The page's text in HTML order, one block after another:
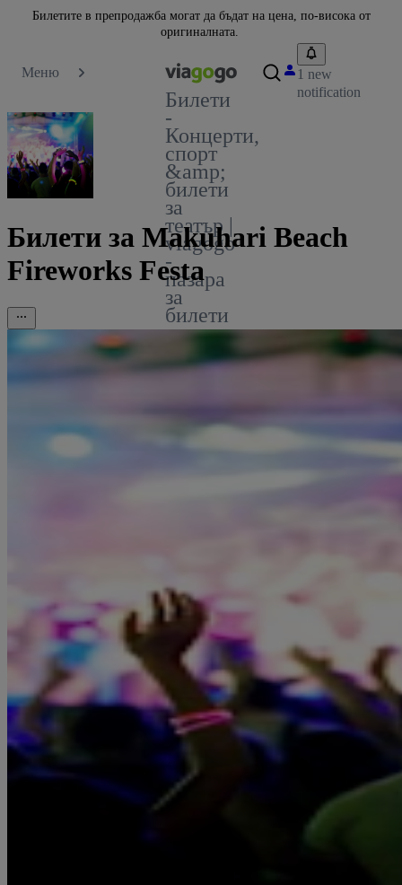
Билетите в препродажба могат да бъдат на цена, по-висока от
оригиналната.
Меню
Билети
-
Концерти,
спорт
&amp;
билети
за
театър |
viagogo
-
пазара
за
билети
1 new
notification
Билети за Makuhari Beach
Fireworks Festa